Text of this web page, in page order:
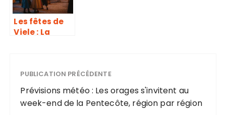
Les fêtes de
Viele : La
générations
PUBLICATION PRÉCÉDENTE
Prévisions météo : Les orages s'invitent au
week-end de la Pentecôte, région par région